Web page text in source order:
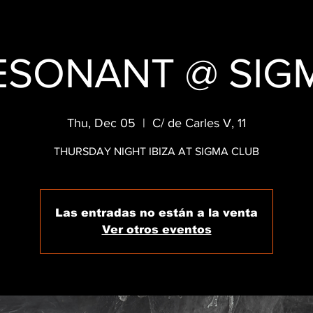
@
Thu, Dec 05
  |
C/ de Carles V, 11
THURSDAY NIGHT IBIZA AT SIGMA CLUB
Las entradas no están a la venta
Ver otros eventos